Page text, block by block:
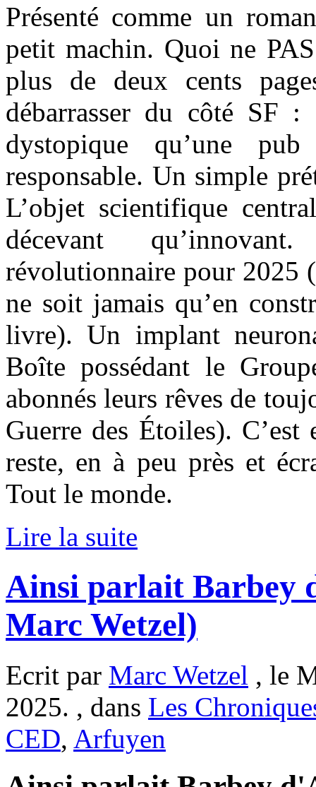
Présenté comme un
petit machin. Quoi ne
plus de deux cents
débarrasser du côté SF :
dystopique qu’une
responsable. Un simple
L’objet scientifique
décevant
révolutionnaire pour 2025
ne soit jamais qu’en
livre). Un implant
Boîte possédant le
abonnés leurs rêves de
Guerre des Étoiles).
reste, en à peu près et
Tout le monde.
Lire la suite
Ainsi parlait Barbey
Marc Wetzel)
Ecrit par Marc Wetzel , le
2025. , dans Les
CED, Arfuyen